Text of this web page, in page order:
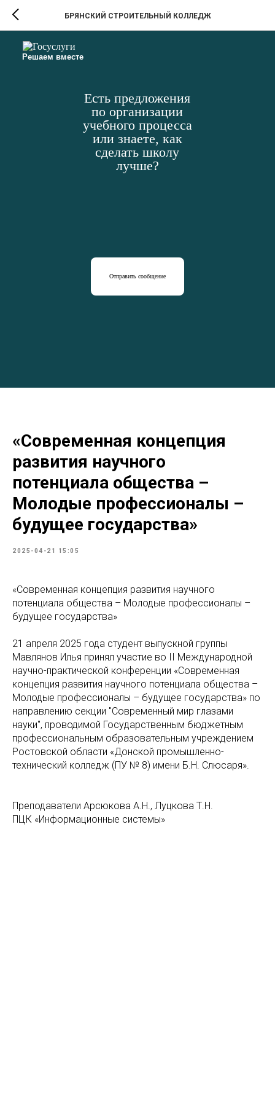
Решаем вместе
Есть предложения
по организации
учебного процесса
или знаете, как
сделать школу
лучше?
Отправить сообщение
БРЯНСКИЙ СТРОИТЕЛЬНЫЙ КОЛЛЕДЖ
«Современная концепция
развития научного
потенциала общества –
Молодые профессионалы –
будущее государства»
2025-04-21 15:05
«Современная концепция развития научного
потенциала общества – Молодые профессионалы –
будущее государства»
21 апреля 2025 года студент выпускной группы
Мавлянов Илья принял участие во II Международной
научно-практической конференции «Современная
концепция развития научного потенциала общества –
Молодые профессионалы – будущее государства» по
направлению секции "Современный мир глазами
науки", проводимой Государственным бюджетным
профессиональным образовательным учреждением
Ростовской области «Донской промышленно-
технический колледж (ПУ № 8) имени Б.Н. Слюсаря».
Преподаватели Арсюкова А.Н., Луцкова Т.Н.
ПЦК «Информационные системы»